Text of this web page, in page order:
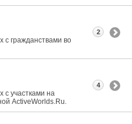
с гражданствами во
2
с участками на
ActiveWorlds.Ru.
4